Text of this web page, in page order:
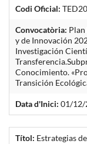
Codi Oficial:
Convocatòria:
y de Innovación
Investigación
Conocimiento.
Transición
Data d'Inici: 01/12/
Títol: Estrategias